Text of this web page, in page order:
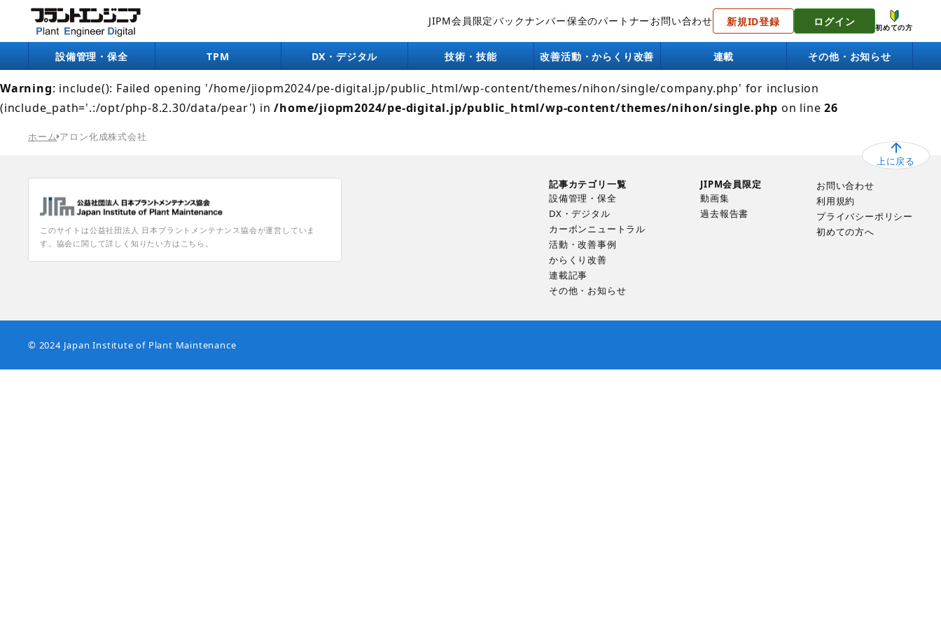
JIPM会員限定バックナンバー保全のパートナー お問い合わせ 新規ID登録 ログイン 初めての方
設備管理・保全 TPM DX・デジタル 技術・技能 改善活動・からくり改善 連載 その他・お知らせ
Warning: include(/home/jiopm2024/pe-digital.jp/public_html/wp-content/themes/nihon/single/company.php): Failed to open stream: No such file or directory in
/home/jiopm2024/pe-digital.jp/public_html/wp-content/themes/nihon/single.php
on line 26
Warning: include(): Failed opening '/home/jiopm2024/pe-digital.jp/public_html/wp-content/themes/nihon/single/company.php' for inclusion
(include_path='.:/opt/php-8.2.30/data/pear') in/home/jiopm2024/pe-digital.jp/public_html/wp-content/themes/nihon/single.php on line26
ホーム アロン化成株式会社
上に戻る
このサイトは公益社団法人 日本プラントメンテナンス協会が運営していま
す。協会に関して詳しく知りたい方はこちら。
記事カテゴリ一覧
設備管理・保全
DX・デジタル
カーボンニュートラル
活動・改善事例
からくり改善
連載記事
その他・お知らせ
JIPM会員限定
動画集
過去報告書
お問い合わせ
利用規約
プライバシーポリシー
初めての方へ
© 2024 Japan Institute of Plant Maintenance